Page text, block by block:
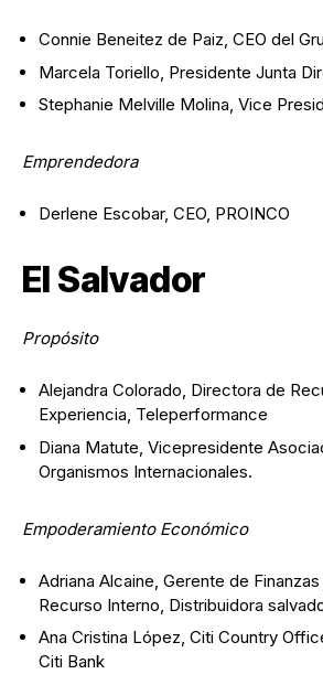
Connie Beneitez de Paiz, CEO del
Marcela Toriello, Presidente Junta
Stephanie Melville Molina, Vice
Emprendedora
Derlene Escobar, CEO, PROINCO
El Salvador
Propósito
Alejandra Colorado, Directora de
Experiencia, Teleperformance
Diana Matute, Vicepresidente
Organismos Internacionales.
Empoderamiento Económico
Adriana Alcaine, Gerente de
Recurso Interno, Distribuidora
Ana Cristina López, Citi Country
Citi Bank